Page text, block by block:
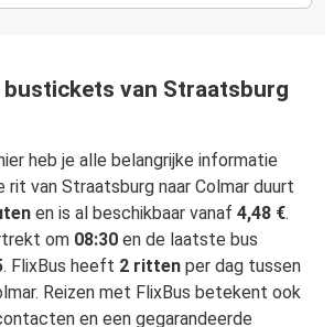
bustickets van Straatsburg
heb je alle belangrijke informatie
rit van Straatsburg naar Colmar duurt
en is al beschikbaar vanaf 4,48 €.
om 08:30 en de laatste bus
. FlixBus heeft 2 ritten per dag tussen
Reizen met FlixBus betekent ook
en een gegarandeerde